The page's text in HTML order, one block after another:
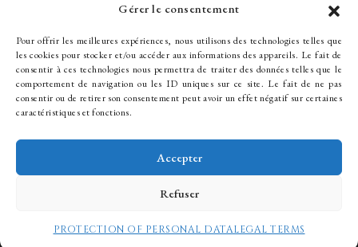
Gérer le consentement
Pour offrir les meilleures expériences, nous utilisons des technologies telles que
les cookies pour stocker et/ou accéder aux informations des appareils. Le fait de
consentir à ces technologies nous permettra de traiter des données telles que le
comportement de navigation ou les ID uniques sur ce site. Le fait de ne pas
consentir ou de retirer son consentement peut avoir un effet négatif sur certaines
caractéristiques et fonctions.
Accepter
Refuser
PROTECTION OF PERSONAL DATALEGAL TERMS
The Firm Expertise The team News Fees
Hiring
Contact
© WJ Avocats 2024